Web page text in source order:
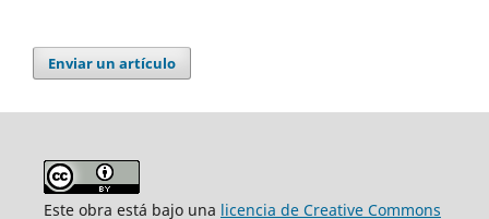
Enviar un artículo
Este obra está bajo una licencia de Creative Commons